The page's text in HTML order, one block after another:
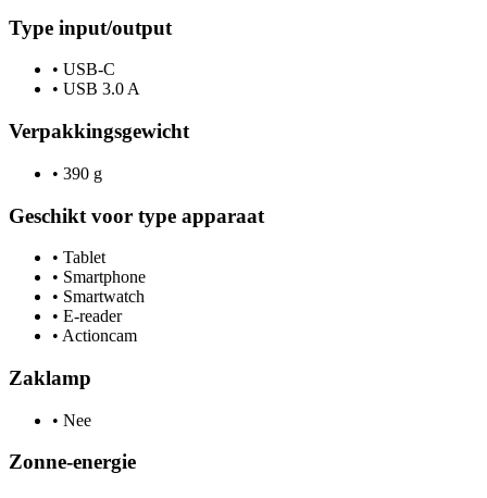
Type input/output
• USB-C
• USB 3.0 A
Verpakkingsgewicht
• 390 g
Geschikt voor type apparaat
• Tablet
• Smartphone
• Smartwatch
• E-reader
• Actioncam
Zaklamp
• Nee
Zonne-energie